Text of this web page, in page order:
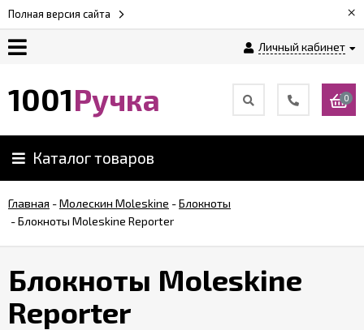
Полная версия сайта ×
Личный кабинет
Возврат
Обзоры
ручек
1001Ручка 0
Каталог товаров
Главная -Молескин Moleskine -Блокноты
-Блокноты Moleskine Reporter
Блокноты Moleskine
Reporter